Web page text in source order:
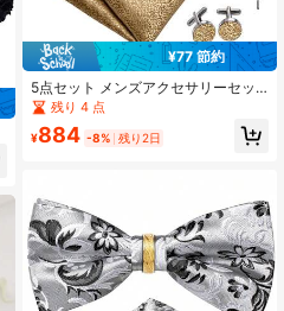
¥77 節約
5点セット メンズアクセサリーセッ
ト ジンジャーイエロー アシンメトリ
ー水玉柄 蝶ネクタイ ポケットチーフ
カフスボタン リング ブートニエール
残り 4 点
¥884 -8% 残り2日